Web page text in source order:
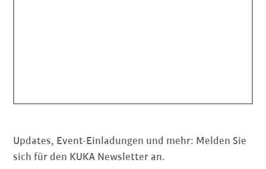
Updates, Event-Einladungen und mehr: Melden Sie
sich für den KUKA Newsletter an.